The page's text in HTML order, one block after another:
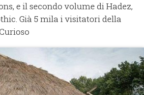
e il secondo volume di Hadez,
Già 5 mila i visitatori della